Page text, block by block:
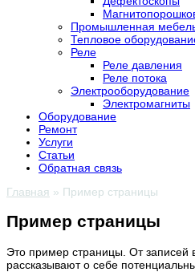
Промышленная
Тепловое
Реле
Реле давления
Реле потока
Электрооборудование
Электромагниты
Оборудование
Ремонт
Услуги
Статьи
Обратная связь
Главная » Пример страницы
Пример страницы
Это пример страницы. От записей
рассказывают о себе